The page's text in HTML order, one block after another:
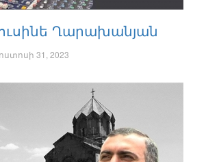
Ղարախանյան
31, 2023